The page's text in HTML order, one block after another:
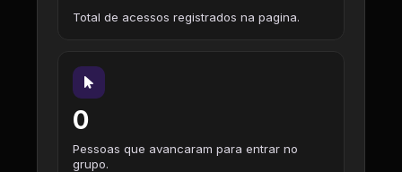
Total de acessos registrados na pagina.
0
Pessoas que avancaram para entrar no
grupo.